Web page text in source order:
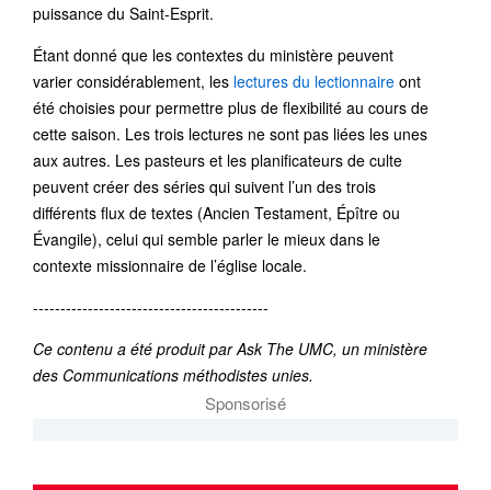
puissance du Saint-Esprit.
Étant donné que les contextes du ministère peuvent
varier considérablement, les lectures du lectionnaire ont
été choisies pour permettre plus de flexibilité au cours de
cette saison. Les trois lectures ne sont pas liées les unes
aux autres. Les pasteurs et les planificateurs de culte
peuvent créer des séries qui suivent l’un des trois
différents flux de textes (Ancien Testament, Épître ou
Évangile), celui qui semble parler le mieux dans le
contexte missionnaire de l’église locale.
-------------------------------------------
Ce contenu a été produit par Ask The UMC, un ministère
des Communications méthodistes unies.
Sponsorisé